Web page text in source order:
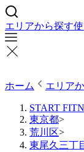
エリアから探す
ホーム エリア
START
東京都>
荒川区>
東尾久三丁